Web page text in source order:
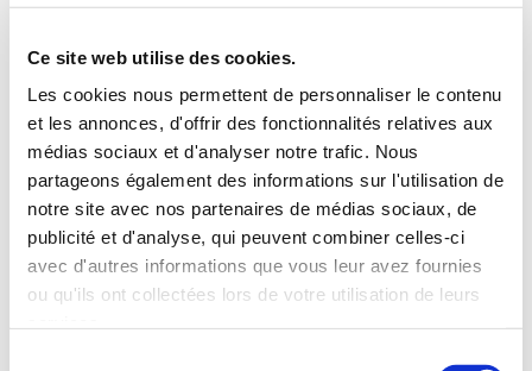
Ce site web utilise des cookies.
Les cookies nous permettent de personnaliser le contenu
et les annonces, d'offrir des fonctionnalités relatives aux
médias sociaux et d'analyser notre trafic. Nous
partageons également des informations sur l'utilisation de
notre site avec nos partenaires de médias sociaux, de
publicité et d'analyse, qui peuvent combiner celles-ci
avec d'autres informations que vous leur avez fournies
ou qu'ils ont collectées lors de votre utilisation de leurs
INCLUS À LA LOCATION
Killométrage illimité
Assurance tous risques (hors franchise)
Carburant : plein à rendre plein
CONDITIONS DE LOCATION
Age minimum :20 ans